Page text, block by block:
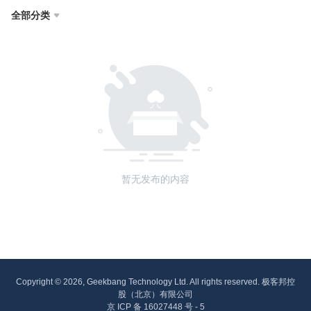
全部分类 
暂无发布的内容
Copyright © 2026, Geekbang Technology Ltd. All rights reserved. 极客邦控
股（北京）有限公司
京 ICP 备 16027448 号 - 5